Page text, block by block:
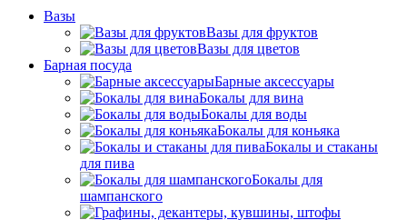
Вазы
Вазы для фруктов
Вазы для цветов
Барная посуда
Барные аксессуары
Бокалы для вина
Бокалы для воды
Бокалы для коньяка
Бокалы и стаканы
для пива
Бокалы для
шампанского